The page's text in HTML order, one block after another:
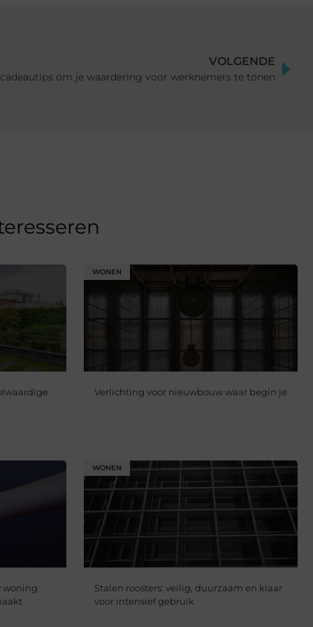
VOLGENDE
om je waardering voor werknemers te tonen
WONEN
Verlichting voor nieuwbouw waar begin je
woning
WONEN
Stalen roosters: veilig, duurzaam en klaar
voor intensief gebruik